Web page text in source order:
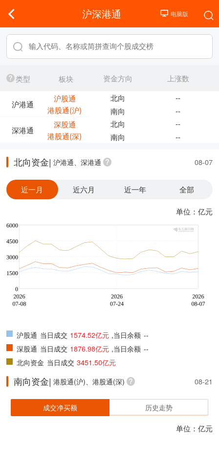
沪深港通
类型 板块
沪港通
沪股通
港股通(沪)
深港通
深股通
港股通(深)
资金方向
上涨数
北向
--
南向
--
北向
--
南向
--
北向资金| 沪港通、深港通 08-07
近一月 近六月 近一年 全部
单位：亿元
沪股通 当日成交 1574.52亿元 ,当日余额 --
深股通 当日成交 1876.98亿元 ,当日余额 --
北向资金 当日成交 3451.50亿元
南向资金| 港股通(沪)、港股通(深) 08-21
成交净买额 历史走势
单位：亿元